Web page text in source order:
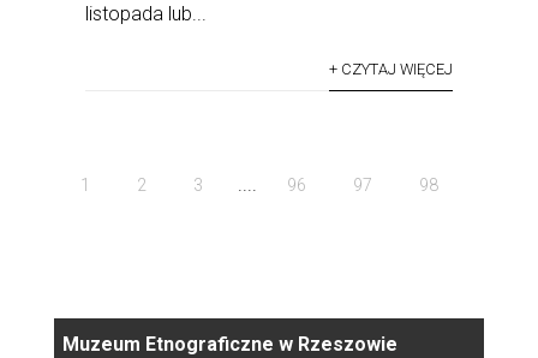
listopada lub...
+ CZYTAJ WIĘCEJ
1 2 3 .... 96 97 98
Muzeum Etnograficzne w Rzeszowie